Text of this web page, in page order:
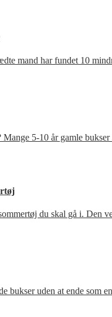
mand har fundet 10
5-10 år gamle
du skal gå i. Den
bukser uden at ende som